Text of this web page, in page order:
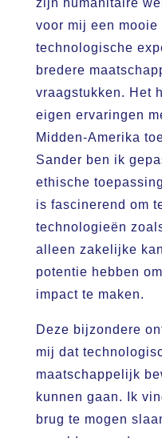
zijn humanitaire
voor mij een mooie
technologische
bredere
vraagstukken. Het
eigen ervaringen
Midden-Amerika
Sander ben ik
ethische
is fascinerend om
technologieën
alleen zakelijke
potentie hebben
impact te maken.
Deze bijzondere
mij dat
maatschappelijk
kunnen gaan. Ik
brug te mogen